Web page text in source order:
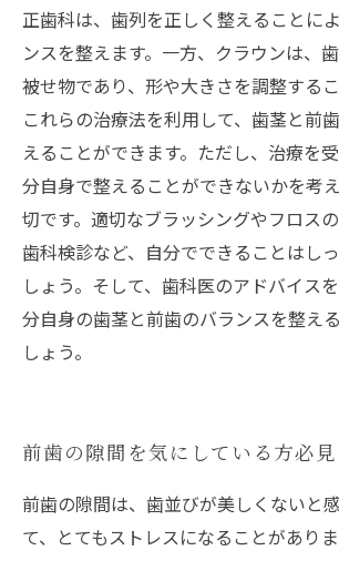
正歯科は、歯列を正しく整えることに
ンスを整えます。一方、クラウンは、
被せ物であり、形や大きさを調整するこ
これらの治療法を利用して、歯茎と前
えることができます。ただし、治療を
分自身で整えることができないかを考
切です。適切なブラッシングやフロス
歯科検診など、自分でできることはし
しょう。そして、歯科医のアドバイス
分自身の歯茎と前歯のバランスを整え
しょう。
前歯の隙間を気にしている方必見
前歯の隙間は、歯並びが美しくないと
て、とてもストレスになることがあり